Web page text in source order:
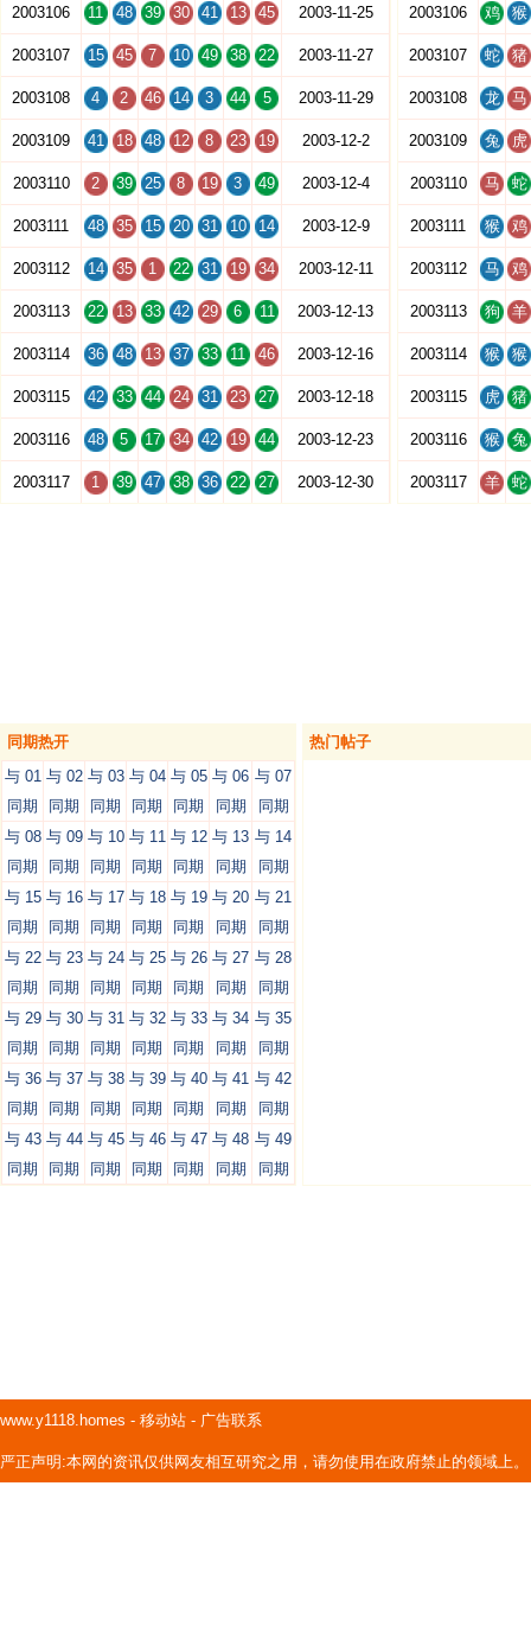
2003106 11 48 39 30 41 13 45 2003-11-25
2003107 15 45 7 10 49 38 22 2003-11-27
2003108 4 2 46 14 3 44 5 2003-11-29
2003109 41 18 48 12 8 23 19 2003-12-2
2003110 2 39 25 8 19 3 49 2003-12-4
2003111 48 35 15 20 31 10 14 2003-12-9
2003112 14 35 1 22 31 19 34 2003-12-11
2003113 22 13 33 42 29 6 11 2003-12-13
2003114 36 48 13 37 33 11 46 2003-12-16
2003115 42 33 44 24 31 23 27 2003-12-18
2003116 48 5 17 34 42 19 44 2003-12-23
2003117 1 39 47 38 36 22 27 2003-12-30
2003106 鸡 猴
2003107 蛇 猪
2003108 龙 马
2003109 兔 虎
2003110 马 蛇
2003111 猴 鸡
2003112 马 鸡
2003113 狗 羊
2003114 猴 猴
2003115 虎 猪
2003116 猴 兔
2003117 羊 蛇
同期热开
与 01
同期
与 02
同期
与 03
同期
与 04
同期
与 05
同期
与 06
同期
与 07
同期
与 08
同期
与 09
同期
与 10
同期
与 11
同期
与 12
同期
与 13
同期
与 14
同期
与 15
同期
与 16
同期
与 17
同期
与 18
同期
与 19
同期
与 20
同期
与 21
同期
与 22
同期
与 23
同期
与 24
同期
与 25
同期
与 26
同期
与 27
同期
与 28
同期
与 29
同期
与 30
同期
与 31
同期
与 32
同期
与 33
同期
与 34
同期
与 35
同期
与 36
同期
与 37
同期
与 38
同期
与 39
同期
与 40
同期
与 41
同期
与 42
同期
与 43
同期
与 44
同期
与 45
同期
与 46
同期
与 47
同期
与 48
同期
与 49
同期
热门帖子
www.y1118.homes - 移动站 - 广告联系
严正声明:本网的资讯仅供网友相互研究之用，请勿使用在政府禁止的领域上。